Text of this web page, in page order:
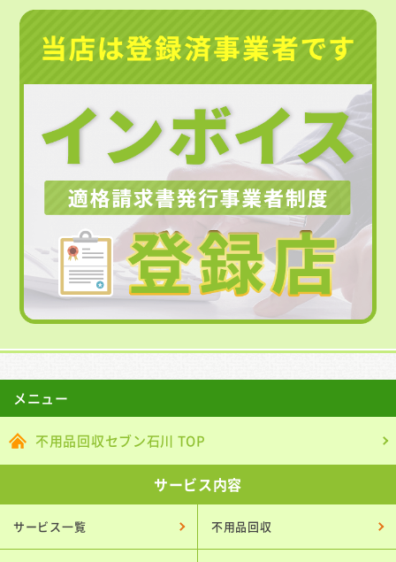
メニュー
不用品回収セブン石川 TOP
サービス内容
サービス一覧 不用品回収